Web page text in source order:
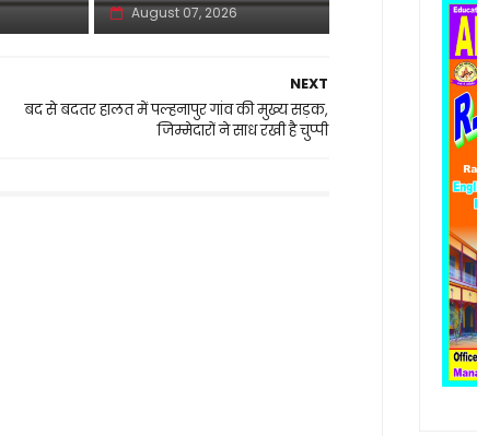
August 07, 2026
NEXT
बद से बदतर हालत में पल्हनापुर गांव की मुख्य सड़क,
जिम्मेदारों ने साध रखी है चुप्पी